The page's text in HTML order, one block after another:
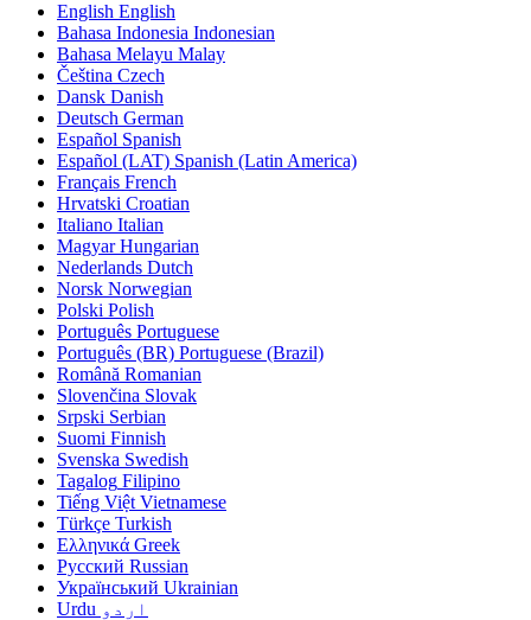
English English
Bahasa Indonesia Indonesian
Bahasa Melayu Malay
Čeština Czech
Dansk Danish
Deutsch German
Español Spanish
Español (LAT) Spanish (Latin America)
Français French
Hrvatski Croatian
Italiano Italian
Magyar Hungarian
Nederlands Dutch
Norsk Norwegian
Polski Polish
Português Portuguese
Português (BR) Portuguese (Brazil)
Română Romanian
Slovenčina Slovak
Srpski Serbian
Suomi Finnish
Svenska Swedish
Tagalog Filipino
Tiếng Việt Vietnamese
Türkçe Turkish
Ελληνικά Greek
Русский Russian
Український Ukrainian
اردو Urdu